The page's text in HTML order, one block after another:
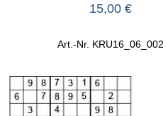
15,00 €
Art.-Nr. KRU16_06_002